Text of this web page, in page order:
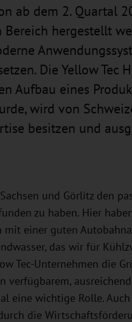
ab dem 2. Quartal
hergestellt
Die Yellow
Aufbau eines
wird von
besitzen und
und Görlitz den
zu haben. Hier
mit einer guten
das wir für
Tec-Unternehmen die
verfügbarem,
eine wichtige Rolle.
die